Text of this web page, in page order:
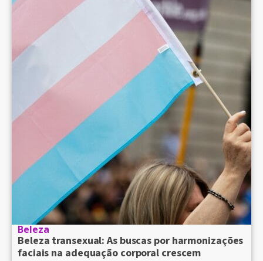
Beleza
Beleza transexual: As buscas por harmonizações
faciais na adequação corporal crescem